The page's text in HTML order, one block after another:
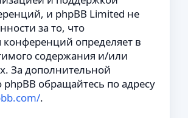
и phpBB Limited не
за то, что
определяет в
содержания и/или
За дополнительной
обращайтесь по адресу
.